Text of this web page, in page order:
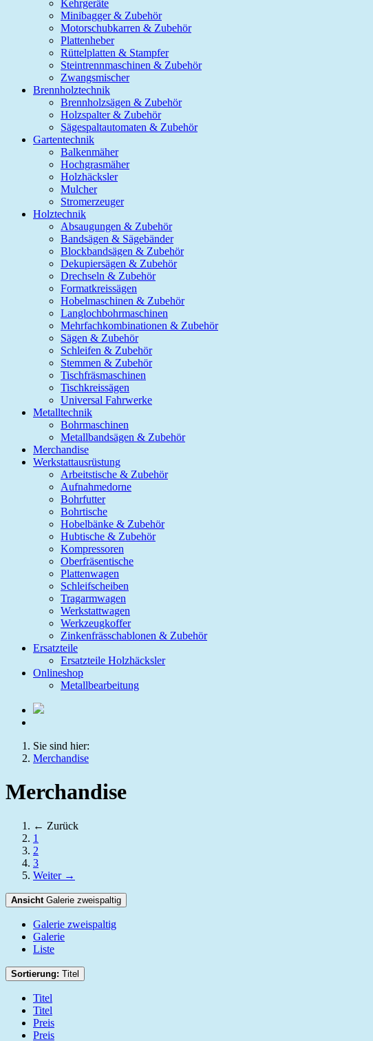
Kehrgeräte
Minibagger & Zubehör
Motorschubkarren & Zubehör
Plattenheber
Rüttelplatten & Stampfer
Steintrennmaschinen & Zubehör
Zwangsmischer
Brennholztechnik
Brennholzsägen & Zubehör
Holzspalter & Zubehör
Sägespaltautomaten & Zubehör
Gartentechnik
Balkenmäher
Hochgrasmäher
Holzhäcksler
Mulcher
Stromerzeuger
Holztechnik
Absaugungen & Zubehör
Bandsägen & Sägebänder
Blockbandsägen & Zubehör
Dekupiersägen & Zubehör
Drechseln & Zubehör
Formatkreissägen
Hobelmaschinen & Zubehör
Langlochbohrmaschinen
Mehrfachkombinationen & Zubehör
Sägen & Zubehör
Schleifen & Zubehör
Stemmen & Zubehör
Tischfräsmaschinen
Tischkreissägen
Universal Fahrwerke
Metalltechnik
Bohrmaschinen
Metallbandsägen & Zubehör
Merchandise
Werkstattausrüstung
Arbeitstische & Zubehör
Aufnahmedorne
Bohrfutter
Bohrtische
Hobelbänke & Zubehör
Hubtische & Zubehör
Kompressoren
Oberfräsentische
Plattenwagen
Schleifscheiben
Tragarmwagen
Werkstattwagen
Werkzeugkoffer
Zinkenfrässchablonen & Zubehör
Ersatzteile
Ersatzteile Holzhäcksler
Onlineshop
Metallbearbeitung
Sie sind hier:
Merchandise
Merchandise
← Zurück
1
2
3
Weiter →
Ansicht Galerie zweispaltig
Galerie zweispaltig
Galerie
Liste
Sortierung: Titel
Titel
Titel
Preis
Preis